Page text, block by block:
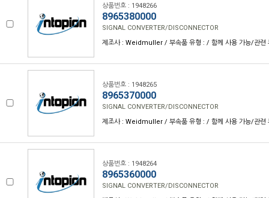
상품번호 : 1948266
8965380000
SIGNAL CONVERTER/DISCONNECTOR
제조사 : Weidmuller / 부속품 유형 : / 함께 사용 가능/관련
상품번호 : 1948265
8965370000
SIGNAL CONVERTER/DISCONNECTOR
제조사 : Weidmuller / 부속품 유형 : / 함께 사용 가능/관련
상품번호 : 1948264
8965360000
SIGNAL CONVERTER/DISCONNECTOR